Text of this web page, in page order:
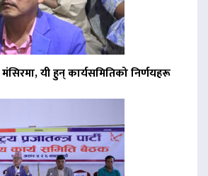
यी हुन् कार्यसमितिको निर्णयहरू